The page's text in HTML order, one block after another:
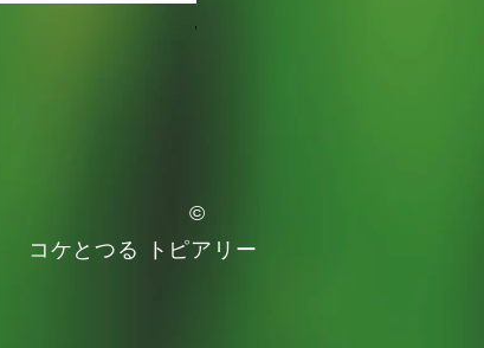
Watering Tray 9 inches
©
コケとつる
トピアリー